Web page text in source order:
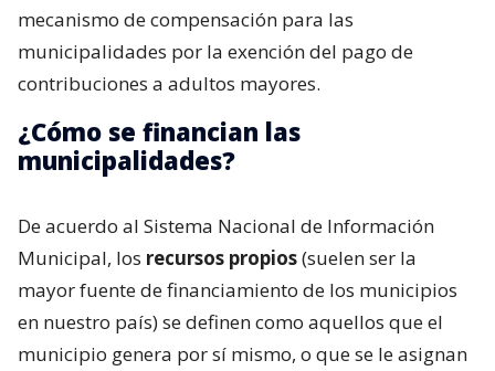
mecanismo de compensación para las
municipalidades por la exención del pago de
contribuciones a adultos mayores.
¿Cómo se financian las
municipalidades?
De acuerdo al Sistema Nacional de Información
Municipal, los recursos propios(suelen ser la
mayor fuente de financiamiento de los municipios
en nuestro país) se definen como aquellos que el
municipio genera por sí mismo, o que se le asignan